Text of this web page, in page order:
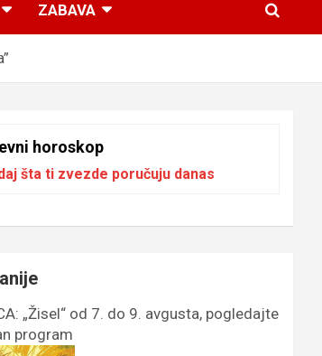
ZABAVA
horoskop
šta ti zvezde poručuju danas
„Žisel“ od 7. do 9. avgusta, pogledajte
program